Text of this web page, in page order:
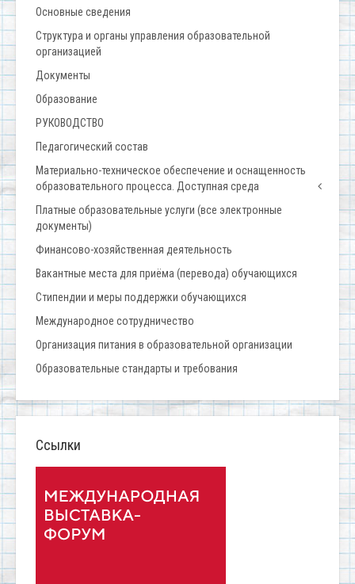
Основные сведения
Структура и органы управления образовательной
организацией
Документы
Образование
РУКОВОДСТВО
Педагогический состав
Материально-техническое обеспечение и оснащенность
образовательного процесса. Доступная среда
Платные образовательные услуги (все электронные
документы)
Финансово-хозяйственная деятельность
Вакантные места для приёма (перевода) обучающихся
Стипендии и меры поддержки обучающихся
Международное сотрудничество
Организация питания в образовательной организации
Образовательные стандарты и требования
Ссылки